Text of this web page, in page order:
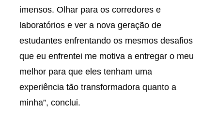
imensos. Olhar para os corredores e
laboratórios e ver a nova geração de
estudantes enfrentando os mesmos desafios
que eu enfrentei me motiva a entregar o meu
melhor para que eles tenham uma
experiência tão transformadora quanto a
minha”, conclui.